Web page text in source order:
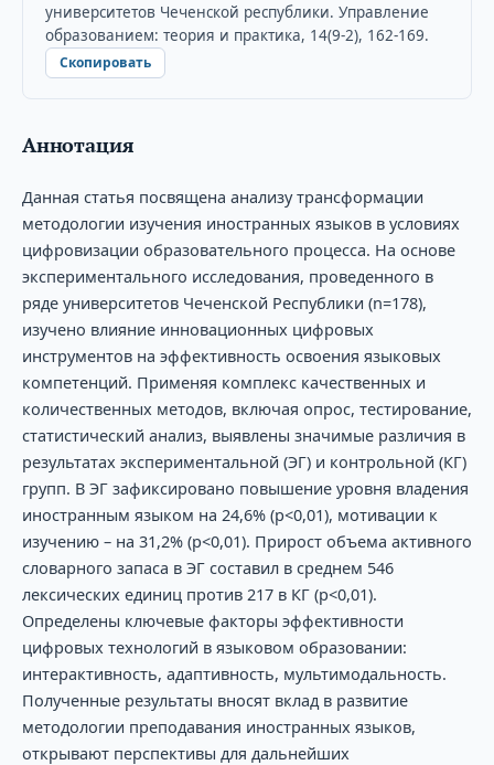
университетов Чеченской республики. Управление
образованием: теория и практика, 14(9-2), 162-169.
Скопировать
Аннотация
Данная статья посвящена анализу трансформации
методологии изучения иностранных языков в условиях
цифровизации образовательного процесса. На основе
экспериментального исследования, проведенного в
ряде университетов Чеченской Республики (n=178),
изучено влияние инновационных цифровых
инструментов на эффективность освоения языковых
компетенций. Применяя комплекс качественных и
количественных методов, включая опрос, тестирование,
статистический анализ, выявлены значимые различия в
результатах экспериментальной (ЭГ) и контрольной (КГ)
групп. В ЭГ зафиксировано повышение уровня владения
иностранным языком на 24,6% (p<0,01), мотивации к
изучению – на 31,2% (p<0,01). Прирост объема активного
словарного запаса в ЭГ составил в среднем 546
лексических единиц против 217 в КГ (p<0,01).
Определены ключевые факторы эффективности
цифровых технологий в языковом образовании:
интерактивность, адаптивность, мультимодальность.
Полученные результаты вносят вклад в развитие
методологии преподавания иностранных языков,
открывают перспективы для дальнейших